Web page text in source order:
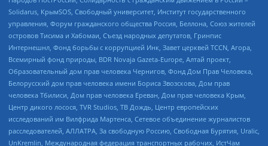
Solidarus, КрымSOS, Свободный университет, Институт государственного
управления, Форум гражданского общества Россия, Беллона, Союз жителей
островов Тисима и Хабомаи, Съезд народных депутатов, Гринпис
Интернешнл, Фонд борьбы с коррупцией Инк, Завет церквей TCCN, Агора,
Всемирный фонд природы, BDR Novaja Gazeta-Europe, Алтай проект,
Образовательный дом прав человека Чернигов, Фонд Дом Прав Человека,
Белорусский дом прав человека имени Бориса Звозскова, Дом прав
человека Тбилиси, Дом прав человека Ереван, Дом прав человека Крым,
Центр дикого лосося, TVR Studios, ТВ Дождь, Центр европейских
исследований им Вилфрида Мартенса, Сетевое объединение журналистов
расследователей, АЛЛАТРА, За свободную Россию, Свободная Бурятия, Uralic,
UnKremlin, Международная федерация транспортных рабочих, ИстЧам